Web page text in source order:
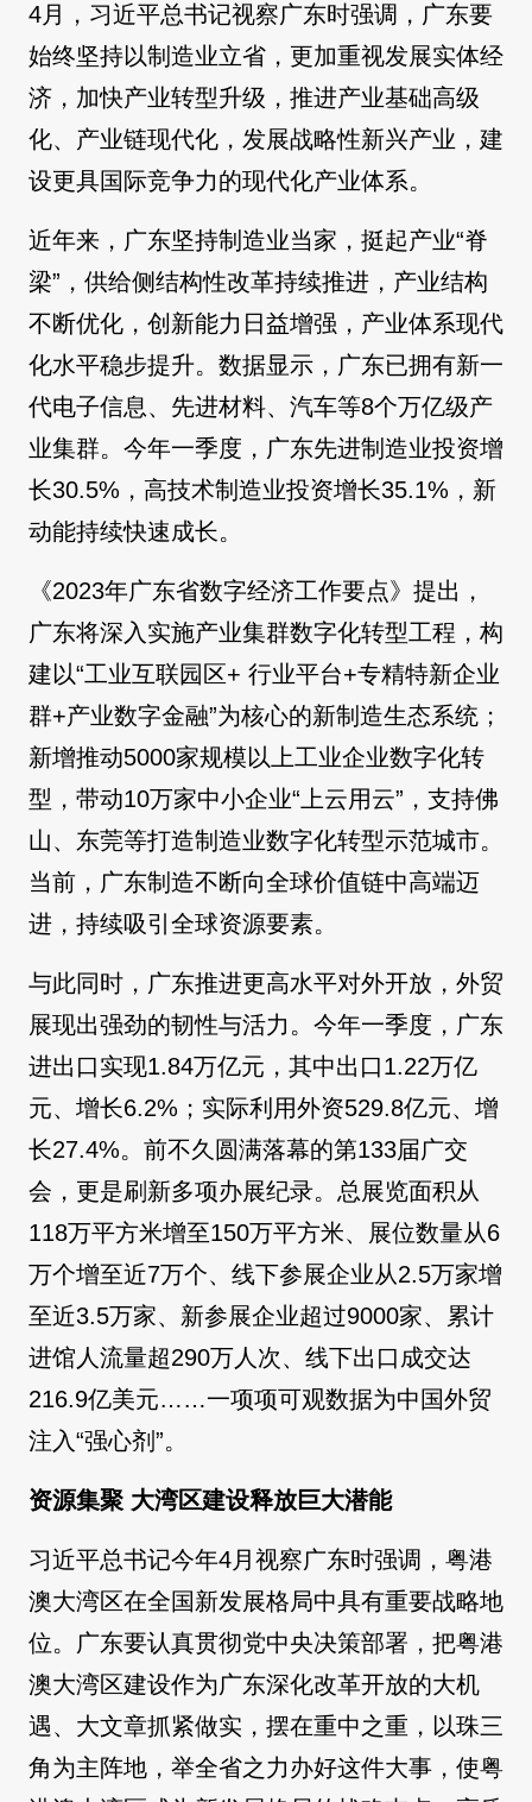
4月，习近平总书记视察广东时强调，广东要
始终坚持以制造业立省，更加重视发展实体经
济，加快产业转型升级，推进产业基础高级
化、产业链现代化，发展战略性新兴产业，建
设更具国际竞争力的现代化产业体系。
近年来，广东坚持制造业当家，挺起产业“脊
梁”，供给侧结构性改革持续推进，产业结构
不断优化，创新能力日益增强，产业体系现代
化水平稳步提升。数据显示，广东已拥有新一
代电子信息、先进材料、汽车等8个万亿级产
业集群。今年一季度，广东先进制造业投资增
长30.5%，高技术制造业投资增长35.1%，新
动能持续快速成长。
《2023年广东省数字经济工作要点》提出，
广东将深入实施产业集群数字化转型工程，构
建以“工业互联园区+ 行业平台+专精特新企业
群+产业数字金融”为核心的新制造生态系统；
新增推动5000家规模以上工业企业数字化转
型，带动10万家中小企业“上云用云”，支持佛
山、东莞等打造制造业数字化转型示范城市。
当前，广东制造不断向全球价值链中高端迈
进，持续吸引全球资源要素。
与此同时，广东推进更高水平对外开放，外贸
展现出强劲的韧性与活力。今年一季度，广东
进出口实现1.84万亿元，其中出口1.22万亿
元、增长6.2%；实际利用外资529.8亿元、增
长27.4%。前不久圆满落幕的第133届广交
会，更是刷新多项办展纪录。总展览面积从
118万平方米增至150万平方米、展位数量从6
万个增至近7万个、线下参展企业从2.5万家增
至近3.5万家、新参展企业超过9000家、累计
进馆人流量超290万人次、线下出口成交达
216.9亿美元……一项项可观数据为中国外贸
注入“强心剂”。
资源集聚 大湾区建设释放巨大潜能
习近平总书记今年4月视察广东时强调，粤港
澳大湾区在全国新发展格局中具有重要战略地
位。广东要认真贯彻党中央决策部署，把粤港
澳大湾区建设作为广东深化改革开放的大机
遇、大文章抓紧做实，摆在重中之重，以珠三
角为主阵地，举全省之力办好这件大事，使粤